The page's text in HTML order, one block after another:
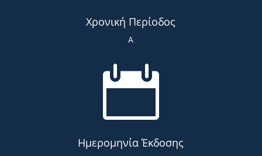
Χρονική Περίοδος
Α

Ημερομηνία Έκδοσης